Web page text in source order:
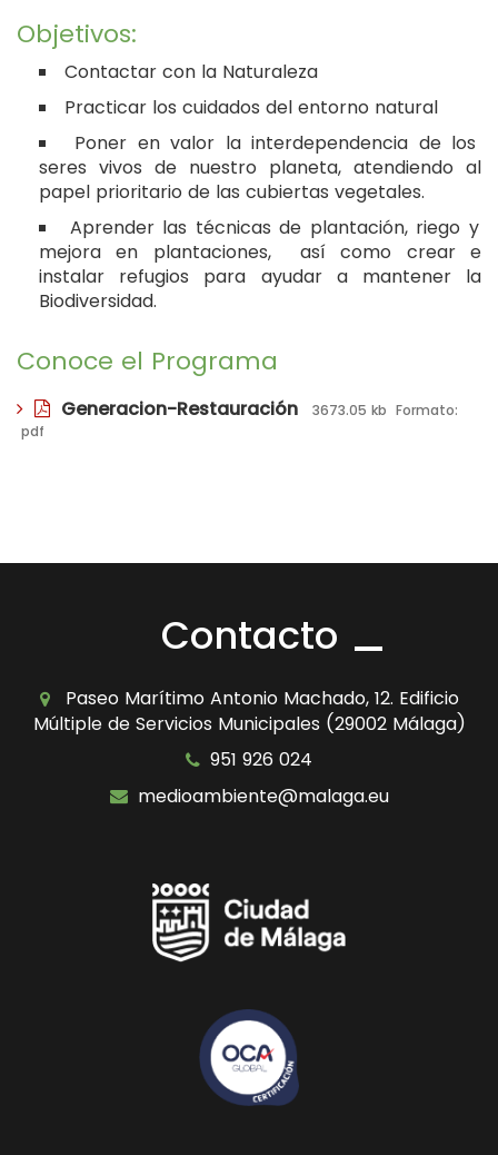
Objetivos:
Contactar con la Naturaleza
Practicar los cuidados del entorno natural
Poner en valor la interdependencia de los
seres vivos de nuestro planeta, atendiendo al
papel prioritario de las cubiertas vegetales.
Aprender las técnicas de plantación, riego y
mejora en plantaciones, así como crear e
instalar refugios para ayudar a mantener la
Biodiversidad.
Conoce el Programa
Generacion-Restauración 3673.05 kb Formato:
pdf
Contacto
Paseo Marítimo Antonio Machado, 12. Edificio
Múltiple de Servicios Municipales (29002 Málaga)
951 926 024
medioambiente@malaga.eu
facebook
youtube